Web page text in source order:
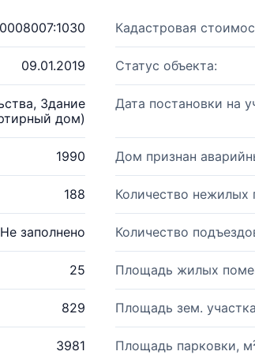
Кадастровая
09.01.2019 Статус объекта:
Здание
дом)
Дата постановки на
1990 Дом признан
188 Количество нежилых
Не заполнено Количество
25 Площадь жилых
829 Площадь зем.
3981 Площадь парковки,